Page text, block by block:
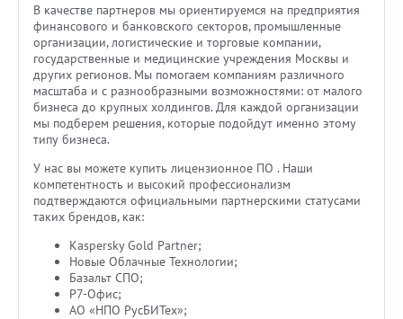
В качестве партнеров мы ориентируемся на предприятия
финансового и банковского секторов, промышленные
организации, логистические и торговые компании,
государственные и медицинские учреждения Москвы и
других регионов. Мы помогаем компаниям различного
масштаба и с разнообразными возможностями: от малого
бизнеса до крупных холдингов. Для каждой организации
мы подберем решения, которые подойдут именно этому
типу бизнеса.
У нас вы можете купить лицензионное ПО . Наши
компетентность и высокий профессионализм
подтверждаются официальными партнерскими статусами
таких брендов, как:
Kaspersky Gold Partner;
Новые Облачные Технологии;
Базальт СПО;
Р7-Офис;
АО «НПО РусБИТех»;